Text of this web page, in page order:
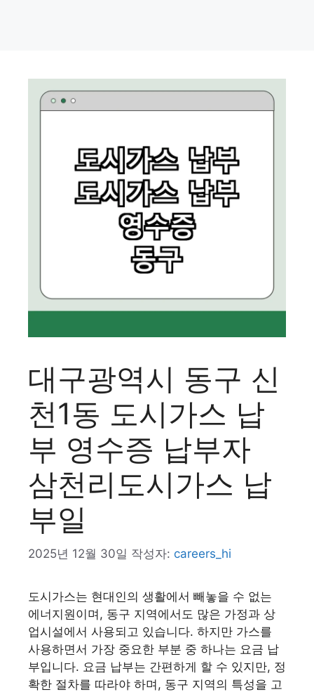
대구광역시 동구 신
천1동 도시가스 납
부 영수증 납부자
삼천리도시가스 납
부일
2025년 12월 30일 작성자: careers_hi
도시가스는 현대인의 생활에서 빼놓을 수 없는
에너지원이며, 동구 지역에서도 많은 가정과 상
업시설에서 사용되고 있습니다. 하지만 가스를
사용하면서 가장 중요한 부분 중 하나는 요금 납
부입니다. 요금 납부는 간편하게 할 수 있지만, 정
확한 절차를 따라야 하며, 동구 지역의 특성을 고